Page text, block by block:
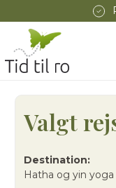
Valgt
Destination:
Hatha og yin yoga